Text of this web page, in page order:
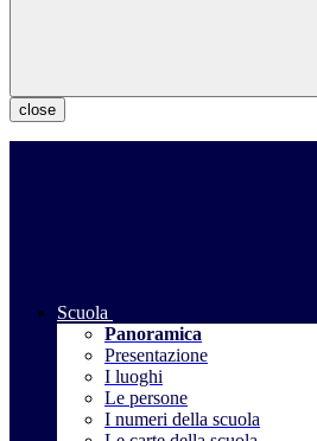
close
Scuola
Panoramica
Presentazione
I luoghi
Le persone
I numeri della scuola